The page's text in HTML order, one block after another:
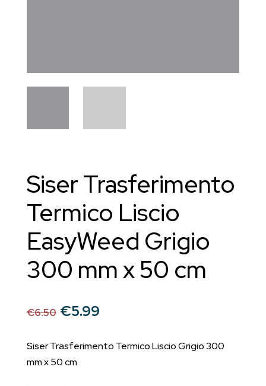
Siser Trasferimento
Termico Liscio
EasyWeed Grigio
300 mm x 50 cm
€6.50 Il
originale
era:
€5.99Il
attuale
Siser Trasferimento Termico Liscio Grigio 300
mm x 50 cm